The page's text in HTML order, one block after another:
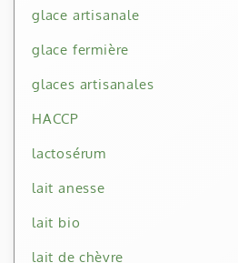
glace artisanale
glace fermière
glaces artisanales
HACCP
lactosérum
lait anesse
lait bio
lait de chèvre